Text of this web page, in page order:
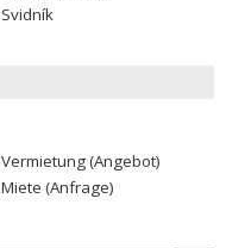
Svidník
Vermietung (Angebot)
Miete (Anfrage)